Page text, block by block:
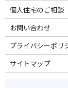
個人住宅のご相談
お問い合わせ
プライバシーポリ
サイトマップ